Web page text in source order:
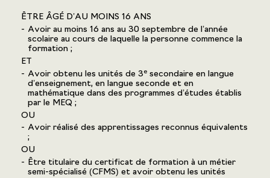
ÊTRE ÂGÉ D’AU MOINS 16 ANS
Avoir au moins 16 ans au 30 septembre de l’année
scolaire au cours de laquelle la personne commence la
formation ;
ET
Avoir obtenu les unités de 3e secondaire en langue
d’enseignement, en langue seconde et en
mathématique dans des programmes d’études établis
par le MEQ ;
OU
Avoir réalisé des apprentissages reconnus équivalents
;
OU
Être titulaire du certificat de formation à un métier
semi-spécialisé (CFMS) et avoir obtenu les unités